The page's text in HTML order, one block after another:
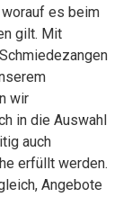
es beim
gilt. Mit
wir
in die Auswahl
auch
erfüllt werden.
Angebote